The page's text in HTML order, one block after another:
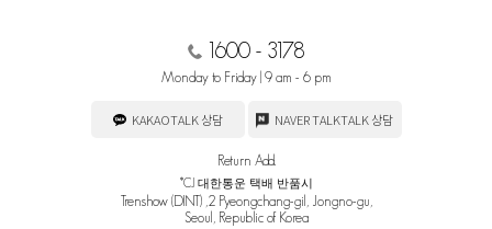
1600 - 3178
Monday to Friday | 9 am - 6 pm
KAKAOTALK 상담 NAVER TALKTALK 상담
Return Add.
*CJ 대한통운 택배 반품시
Trenshow (DINT) ,2 Pyeongchang-gil, Jongno-gu,
Seoul, Republic of Korea